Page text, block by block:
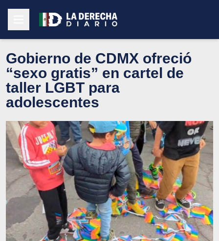
Gobierno de CDMX ofreció
“sexo gratis” en cartel de
taller LGBT para
adolescentes